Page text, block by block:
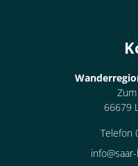
66679
Telefon